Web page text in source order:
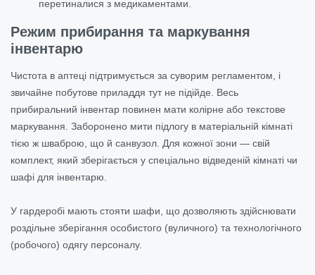
перетиналися з медикаментами.
Режим прибирання та маркування
інвентарю
Чистота в аптеці підтримується за суворим регламентом, і
звичайне побутове приладдя тут не підійде. Весь
прибиральний інвентар повинен мати колірне або текстове
маркування. Заборонено мити підлогу в матеріальній кімнаті
тією ж шваброю, що й санвузол. Для кожної зони — свій
комплект, який зберігається у спеціально відведеній кімнаті чи
шафі для інвентарю.
У гардеробі мають стояти шафи, що дозволяють здійснювати
роздільне зберігання особистого (вуличного) та технологічного
(робочого) одягу персоналу.